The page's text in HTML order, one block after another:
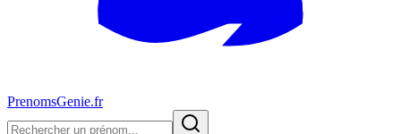
PrenomsGenie.fr